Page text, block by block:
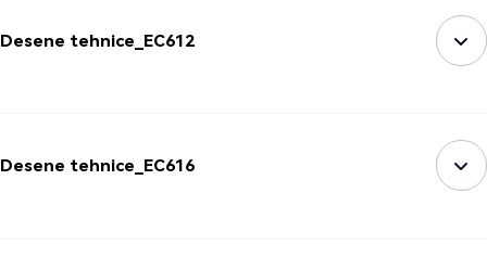
Desene tehnice_EC612
Desene tehnice_EC616